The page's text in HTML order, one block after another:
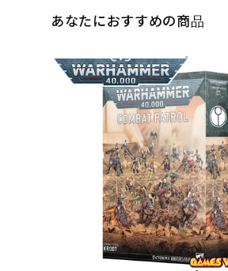
あなたにおすすめの商品